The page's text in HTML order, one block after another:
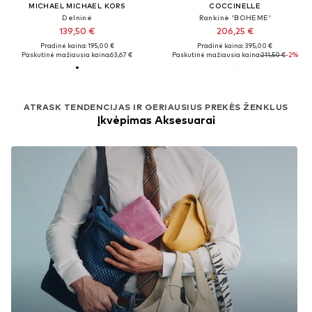
MICHAEL MICHAEL KORS
Delninė
139,50 €
Pradinė kaina: 195,00 €
Paskutinė mažiausia kaina:63,67 €
COCCINELLE
Rankinė 'BOHEME'
206,25 €
Pradinė kaina: 395,00 €
Paskutinė mažiausia kaina:211,50 €-2%
ATRASK TENDENCIJAS IR GERIAUSIUS PREKĖS ŽENKLUS
Įkvėpimas Aksesuarai